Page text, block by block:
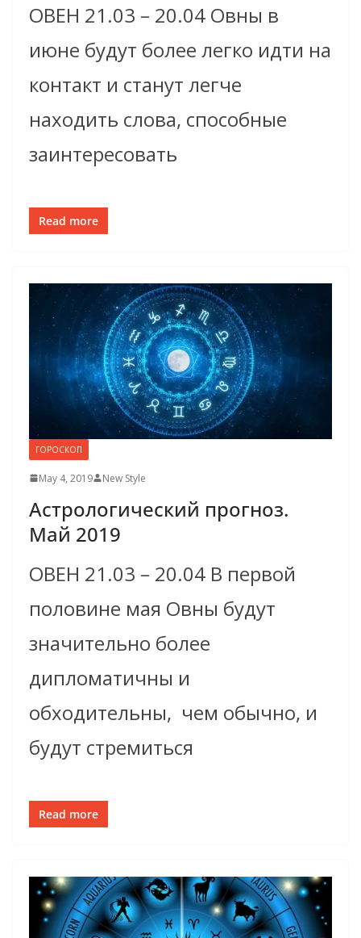
ОВЕН 21.03 – 20.04 Овны в
июне будут более легко идти на
контакт и станут легче
находить слова, способные
заинтересовать
Read more
ГОРОСКОП
May 4, 2019 New Style
Астрологический прогноз.
Май 2019
ОВЕН 21.03 – 20.04 В первой
половине мая Овны будут
значительно более
дипломатичны и
обходительны, чем обычно, и
будут стремиться
Read more